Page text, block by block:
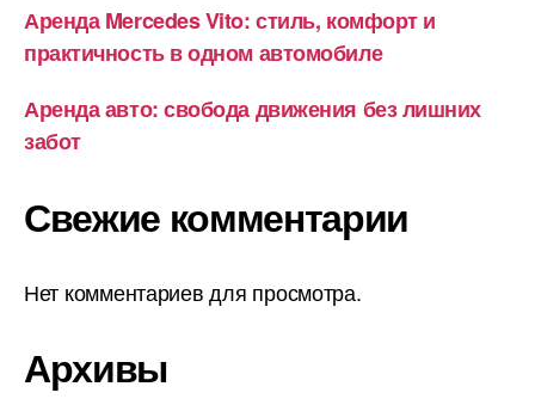
Аренда Mercedes Vito: стиль, комфорт и
практичность в одном автомобиле
Аренда авто: свобода движения без лишних
забот
Свежие комментарии
Нет комментариев для просмотра.
Архивы